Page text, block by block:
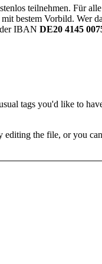
teilnehmen. Für
bestem Vorbild. Wer
der IBAN DE20 4145
tags you'd like to
the file, or you